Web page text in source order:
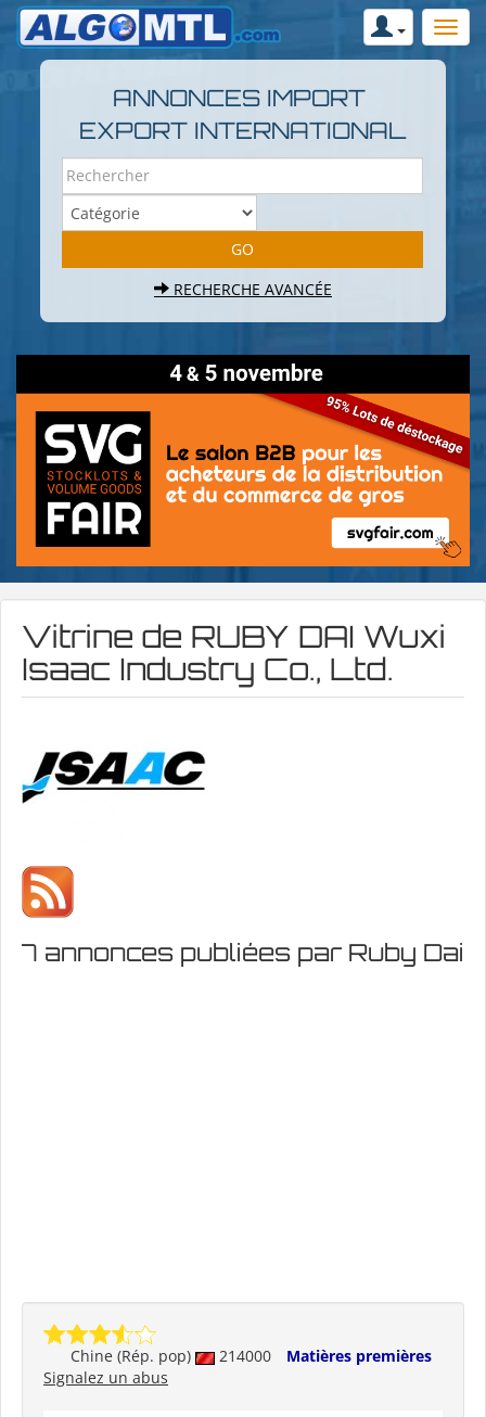
ANNONCES IMPORT
EXPORT INTERNATIONAL
RECHERCHE AVANCÉE
Vitrine de RUBY DAI Wuxi
Isaac Industry Co., Ltd.
7 annonces publiées par Ruby Dai
Chine (Rép. pop) 214000
Matières premières
Signalez un abus